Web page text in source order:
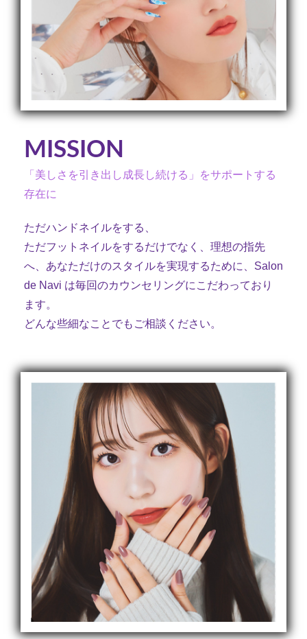
MISSION
「美しさを引き出し成長し続ける」をサポートする
存在に
ただハンドネイルをする、
ただフットネイルをするだけでなく、理想の指先
へ、あなただけのスタイルを実現するために、Salon
de Navi は毎回のカウンセリングにこだわっており
ます。
どんな些細なことでもご相談ください。